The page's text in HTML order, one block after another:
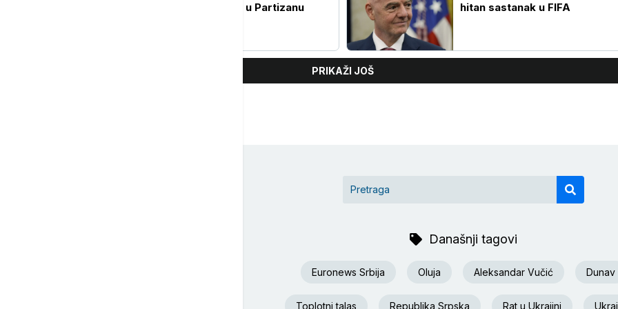
govorio o situaciji u Partizanu
hitan sastanak u FIFA
PRIKAŽI JOŠ
Današnji tagovi
Euronews Srbija Oluja Aleksandar Vučić Dunav
Toplotni talas Republika Srpska Rat u Ukrajini